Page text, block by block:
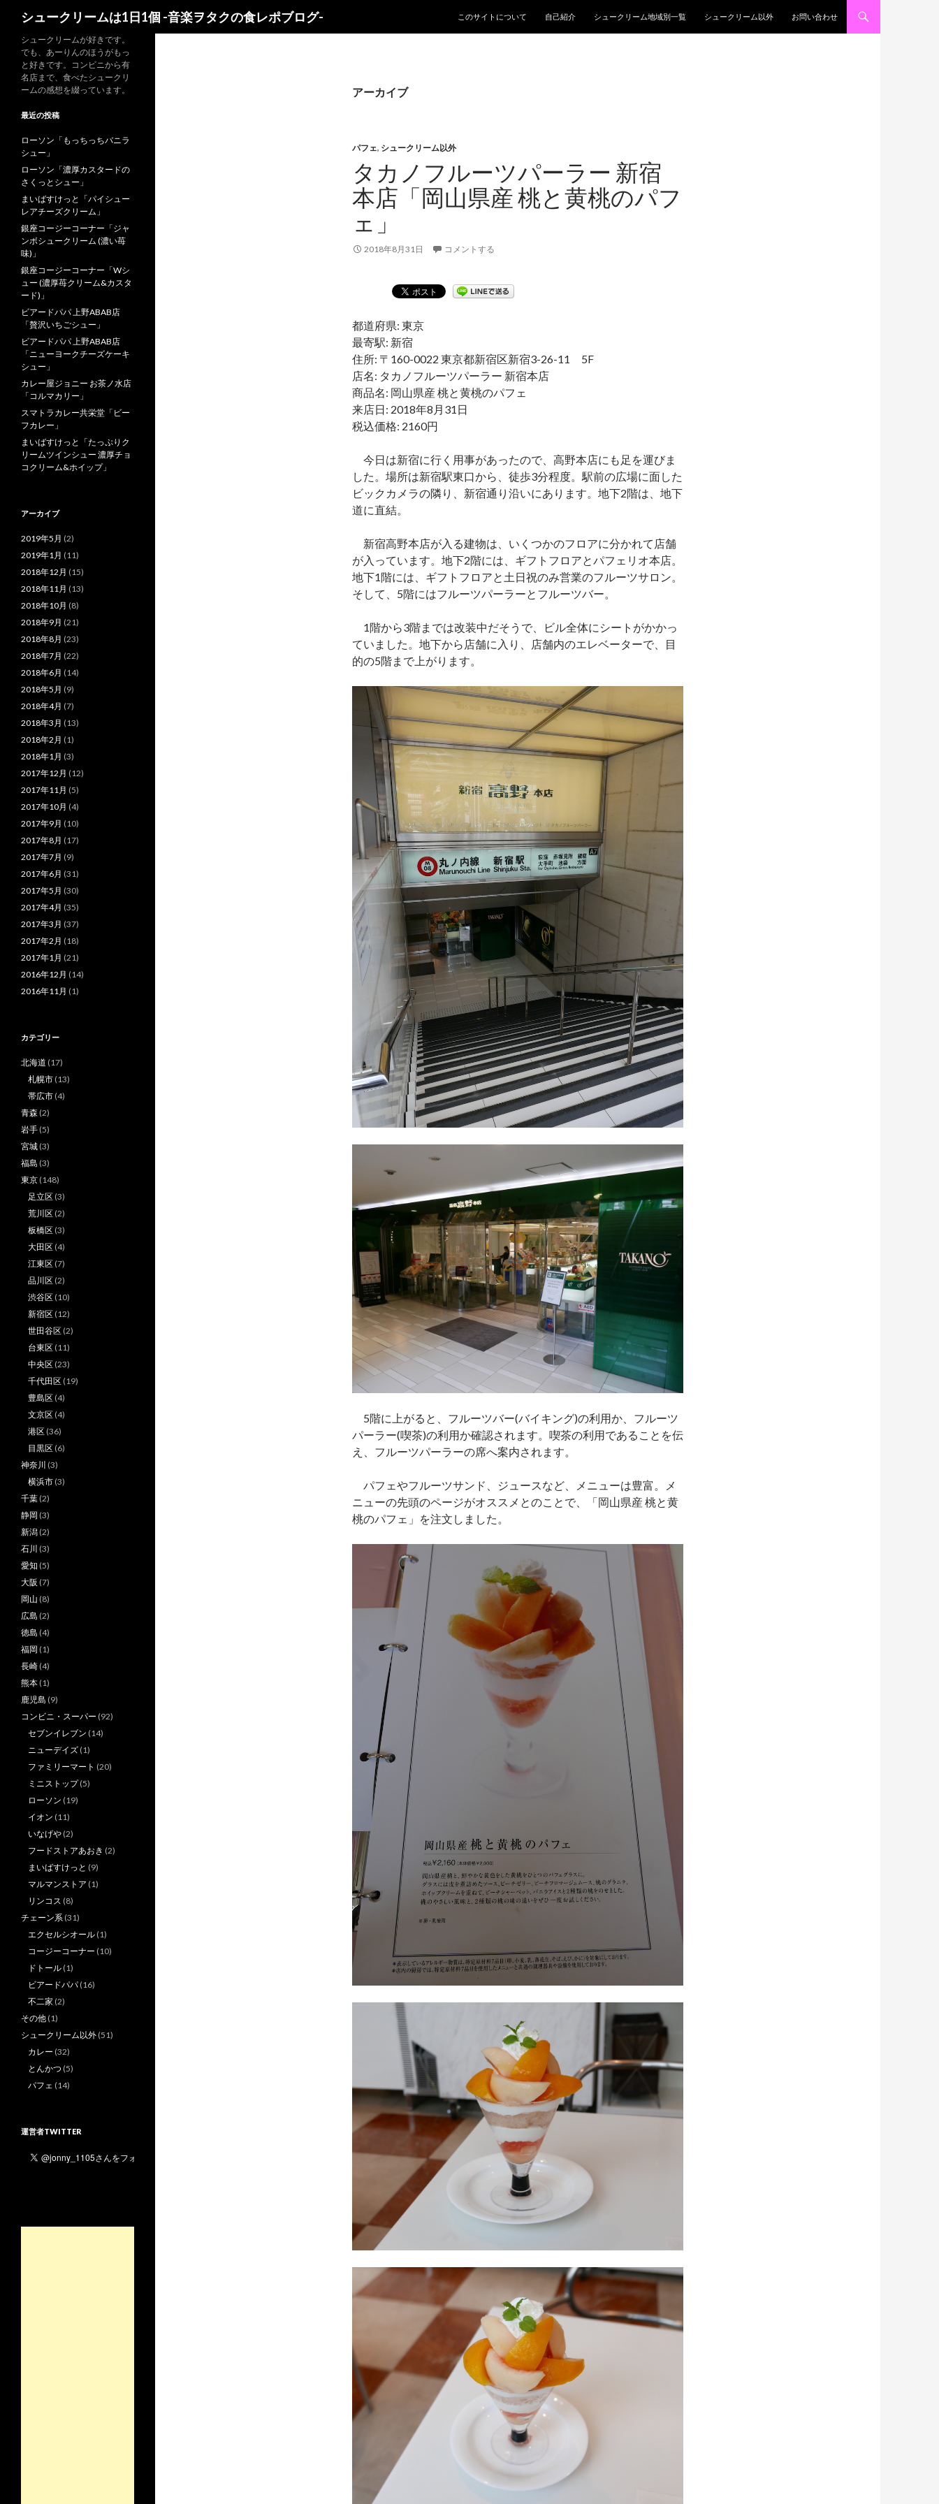
シュークリームは1日1個 -音楽ヲタクの食レポブログ-
このサイトについて
自己紹介 シュークリーム地域別一覧 シュークリーム以外 お問い合わせ
アーカイブ
パフェ, シュークリーム以外
タカノフルーツパーラー 新宿
本店「岡山県産 桃と黄桃のパフ
ェ」
2018年8月31日 コメントする
都道府県: 東京
最寄駅: 新宿
住所: 〒160-0022 東京都新宿区新宿3-26-11 5F
店名: タカノフルーツパーラー 新宿本店
商品名: 岡山県産 桃と黄桃のパフェ
来店日: 2018年8月31日
税込価格: 2160円
今日は新宿に行く用事があったので、高野本店にも足を運びま
した。場所は新宿駅東口から、徒歩3分程度。駅前の広場に面した
ビックカメラの隣り、新宿通り沿いにあります。地下2階は、地下
道に直結。
新宿高野本店が入る建物は、いくつかのフロアに分かれて店舗
が入っています。地下2階には、ギフトフロアとパフェリオ本店。
地下1階には、ギフトフロアと土日祝のみ営業のフルーツサロン。
そして、5階にはフルーツパーラーとフルーツバー。
1階から3階までは改装中だそうで、ビル全体にシートがかかっ
ていました。地下から店舗に入り、店舗内のエレベーターで、目
的の5階まで上がります。
5階に上がると、フルーツバー(バイキング)の利用か、フルーツ
パーラー(喫茶)の利用か確認されます。喫茶の利用であることを伝
え、フルーツパーラーの席へ案内されます。
パフェやフルーツサンド、ジュースなど、メニューは豊富。メ
ニューの先頭のページがオススメとのことで、「岡山県産 桃と黄
桃のパフェ」を注文しました。
シュークリームが好きです。
でも、あーりんのほうがもっ
と好きです。コンビニから有
名店まで、食べたシュークリ
ームの感想を綴っています。
最近の投稿
ローソン「もっちっちバニラ
シュー」
ローソン「濃厚カスタードの
さくっとシュー」
まいばすけっと「パイシュー
レアチーズクリーム」
銀座コージーコーナー「ジャ
ンボシュークリーム (濃い苺
味)」
銀座コージーコーナー「Wシ
ュー (濃厚苺クリーム&カスタ
ード)」
ビアードパパ 上野ABAB店
「贅沢いちごシュー」
ビアードパパ 上野ABAB店
「ニューヨークチーズケーキ
シュー」
カレー屋ジョニー お茶ノ水店
「コルマカリー」
スマトラカレー共栄堂「ビー
フカレー」
まいばすけっと「たっぷりク
リームツインシュー 濃厚チョ
コクリーム&ホイップ」
アーカイブ
2019年5月 (2)
2019年1月 (11)
2018年12月 (15)
2018年11月 (13)
2018年10月 (8)
2018年9月 (21)
2018年8月 (23)
2018年7月 (22)
2018年6月 (14)
2018年5月 (9)
2018年4月 (7)
2018年3月 (13)
2018年2月 (1)
2018年1月 (3)
2017年12月 (12)
2017年11月 (5)
2017年10月 (4)
2017年9月 (10)
2017年8月 (17)
2017年7月 (9)
2017年6月 (31)
2017年5月 (30)
2017年4月 (35)
2017年3月 (37)
2017年2月 (18)
2017年1月 (21)
2016年12月 (14)
2016年11月 (1)
カテゴリー
北海道 (17)
札幌市 (13)
帯広市 (4)
青森 (2)
岩手 (5)
宮城 (3)
福島 (3)
東京 (148)
足立区 (3)
荒川区 (2)
板橋区 (3)
大田区 (4)
江東区 (7)
品川区 (2)
渋谷区 (10)
新宿区 (12)
世田谷区 (2)
台東区 (11)
中央区 (23)
千代田区 (19)
豊島区 (4)
文京区 (4)
港区 (36)
目黒区 (6)
神奈川 (3)
横浜市 (3)
千葉 (2)
静岡 (3)
新潟 (2)
石川 (3)
愛知 (5)
大阪 (7)
岡山 (8)
広島 (2)
徳島 (4)
福岡 (1)
長崎 (4)
熊本 (1)
鹿児島 (9)
コンビニ・スーパー (92)
セブンイレブン (14)
ニューデイズ (1)
ファミリーマート (20)
ミニストップ(5)
ローソン (19)
イオン (11)
いなげや (2)
フードストアあおき (2)
まいばすけっと (9)
マルマンストア (1)
リンコス (8)
チェーン系 (31)
エクセルシオール (1)
コージーコーナー (10)
ドトール (1)
ビアードパパ(16)
不二家 (2)
その他 (1)
シュークリーム以外 (51)
カレー (32)
とんかつ (5)
パフェ (14)
運営者TWITTER